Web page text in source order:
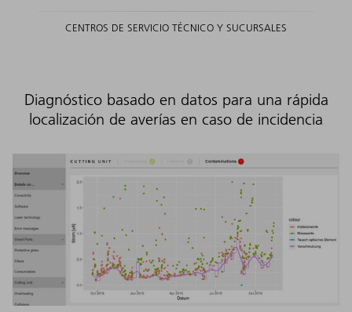
CENTROS DE SERVICIO TÉCNICO Y SUCURSALES
Diagnóstico basado en datos para una rápida
localización de averías en caso de incidencia